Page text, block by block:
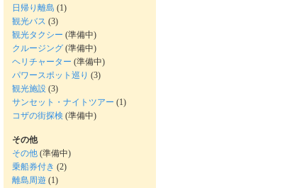
日帰り離島 (1)
観光バス (3)
観光タクシー (準備中)
クルージング (準備中)
ヘリチャーター (準備中)
パワースポット巡り (3)
観光施設 (3)
サンセット・ナイトツアー (1)
コザの街探検 (準備中)
その他
その他 (準備中)
乗船券付き (2)
離島周遊 (1)